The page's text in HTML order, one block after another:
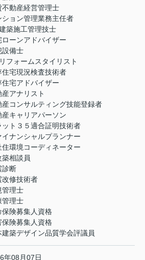
不動産経営管理士
ション管理業務主任者
築施工管理技士
ローンアドバイザー
設備士
フォームスタイリスト
住宅現況検査技術者
住宅アドバイザー
産アナリスト
産コンサルティング技能登録者
産キャリアパーソン
ット３５適合証明技術者
イナンシャルプランナー
住環境コーディネーター
築相談員
診断
改修技術者
管理士
管理士
保険募集人資格
保険募集人資格
建築デザイン品質学会評議員
年08月07日